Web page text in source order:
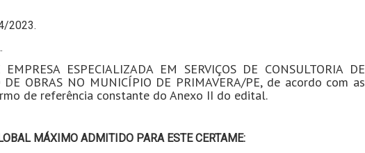
2023.
EMPRESA ESPECIALIZADA EM SERVIÇOS DE CONSULTORIA DE
DE OBRAS NO MUNICÍPIO DE PRIMAVERA/PE, de acordo com as
de referência constante do Anexo II do edital.
MÁXIMO ADMITIDO PARA ESTE CERTAME: